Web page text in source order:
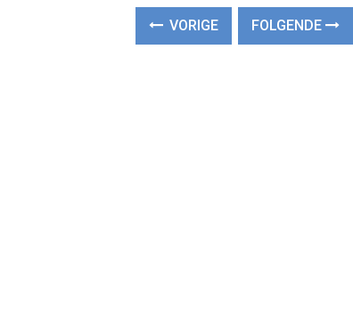
VORIGE FOLGENDE